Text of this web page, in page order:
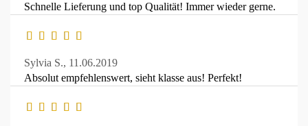
Schnelle Lieferung und top Qualität! Immer wieder gerne.
Sylvia S., 11.06.2019
Absolut empfehlenswert, sieht klasse aus! Perfekt!